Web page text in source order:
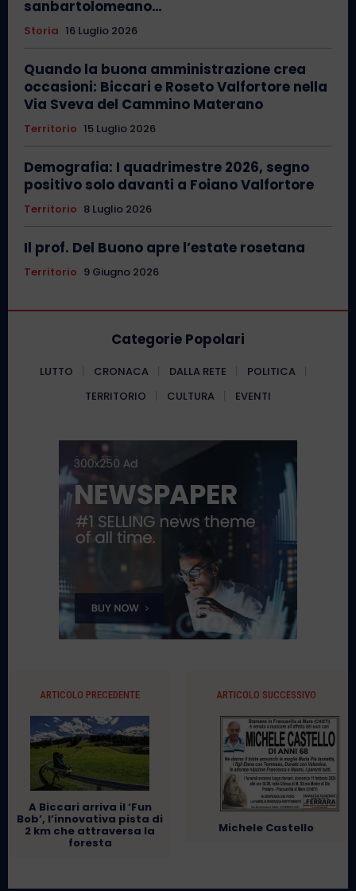
sanbartolomeano…
Storia 16 Luglio 2026
Quando la buona amministrazione crea
occasioni: Biccari e Roseto Valfortore nella
Via Sveva del Cammino Materano
Territorio 15 Luglio 2026
Demografia: I quadrimestre 2026, segno
positivo solo davanti a Foiano Valfortore
Territorio 8 Luglio 2026
Il prof. Del Buono apre l’estate rosetana
Territorio 9 Giugno 2026
Categorie Popolari
LUTTO CRONACA DALLA RETE
POLITICA
TERRITORIO
CULTURA EVENTI
ARTICOLO PRECEDENTE
A Biccari arriva il ‘Fun
Bob’, l’innovativa pista di
2 km che attraversa la
foresta
ARTICOLO SUCCESSIVO
Michele Castello